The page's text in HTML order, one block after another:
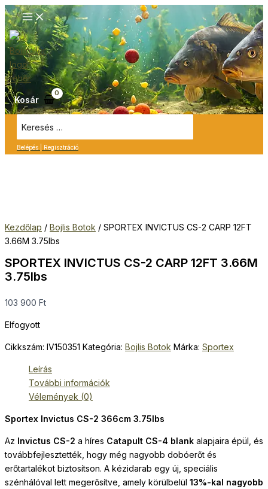
Ugrás
a
tartalomra
Kosár
for:
Belépés | Regisztráció
M
e
n
u
Kezdőlap / Bojlis Botok / SPORTEX INVICTUS CS-2 CARP 12FT
3.66M 3.75lbs
SPORTEX INVICTUS CS-2 CARP 12FT 3.66M
3.75lbs
103 900 Ft
Elfogyott
Cikkszám: IV150351 Kategória: Bojlis Botok Márka: Sportex
Leírás
További információk
Vélemények (0)
Sportex Invictus CS-2 366cm 3.75lbs
Az Invictus CS-2 a híres Catapult CS-4 blank alapjaira épül, és
továbbfejlesztették, hogy még nagyobb dobóerőt és
erőtartalékot biztosítson. A kézidarab egy új, speciális
szénhálóval lett megerősítve, amely körülbelül 13%-kal nagyobb